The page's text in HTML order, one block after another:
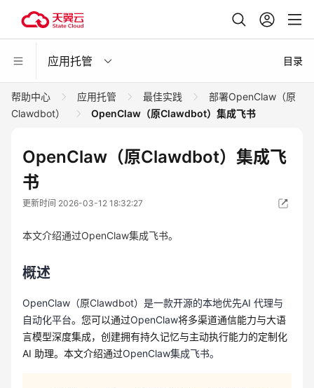
应用托管 目录
帮助中心 应用托管 最佳实践
部署OpenClaw（原
Clawdbot）
OpenClaw（原Clawdbot）集成飞书
OpenClaw（原Clawdbot）集成飞
书
更新时间 2026-03-12 18:32:27
本文介绍通过OpenClaw集成飞书。
概述
OpenClaw （原Clawdbot） 是一款开源的本地优先AI 代理与
自动化平台。您可以通过OpenClaw将多渠道通信能力与大语
言模型深度集成，创建拥有持久记忆与主动执行能力的定制化
AI 助理。本文介绍通过OpenClaw集成飞书。